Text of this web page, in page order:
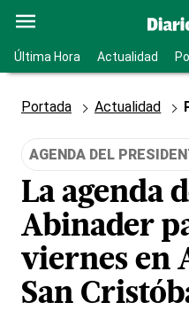
Última Hora Actualidad
Portada Actualidad
AGENDA DEL
La agenda
Abinader
viernes en
San